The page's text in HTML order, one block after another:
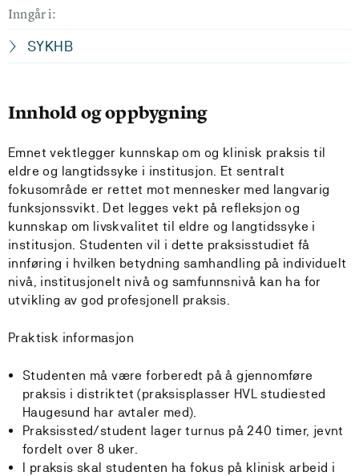
Inngår i:
SYKHB
Innhold og oppbygning
Emnet vektlegger kunnskap om og klinisk praksis til
eldre og langtidssyke i institusjon. Et sentralt
fokusområde er rettet mot mennesker med langvarig
funksjonssvikt. Det legges vekt på refleksjon og
kunnskap om livskvalitet til eldre og langtidssyke i
institusjon. Studenten vil i dette praksisstudiet få
innføring i hvilken betydning samhandling på individuelt
nivå, institusjonelt nivå og samfunnsnivå kan ha for
utvikling av god profesjonell praksis.
Praktisk informasjon
Studenten må være forberedt på å gjennomføre
praksis i distriktet (praksisplasser HVL studiested
Haugesund har avtaler med).
Praksissted/student lager turnus på 240 timer, jevnt
fordelt over 8 uker.
I praksis skal studenten ha fokus på klinisk arbeid i